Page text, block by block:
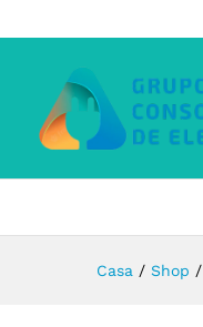
Casa / Shop /